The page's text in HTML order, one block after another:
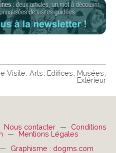
Visite Arts Edifices Musées
Extérieur
Nous contacter —
Conditions
—
Mentions Légales
— Graphisme : dogms.com